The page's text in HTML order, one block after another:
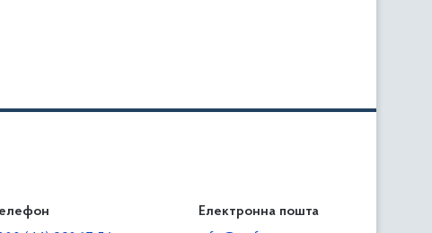
Діяльність
Електронна пошта